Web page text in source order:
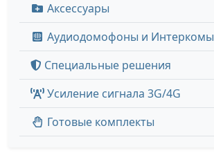
Аксессуары
Аудиодомофоны и Интеркомы
Специальные решения
Усиление сигнала 3G/4G
Готовые комплекты